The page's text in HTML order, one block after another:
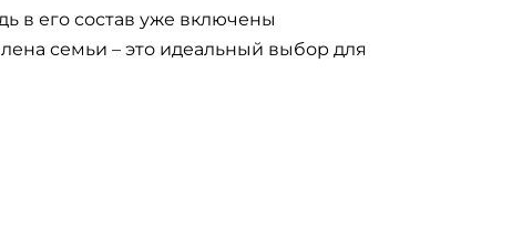
в его состав уже включены
семьи – это идеальный выбор для